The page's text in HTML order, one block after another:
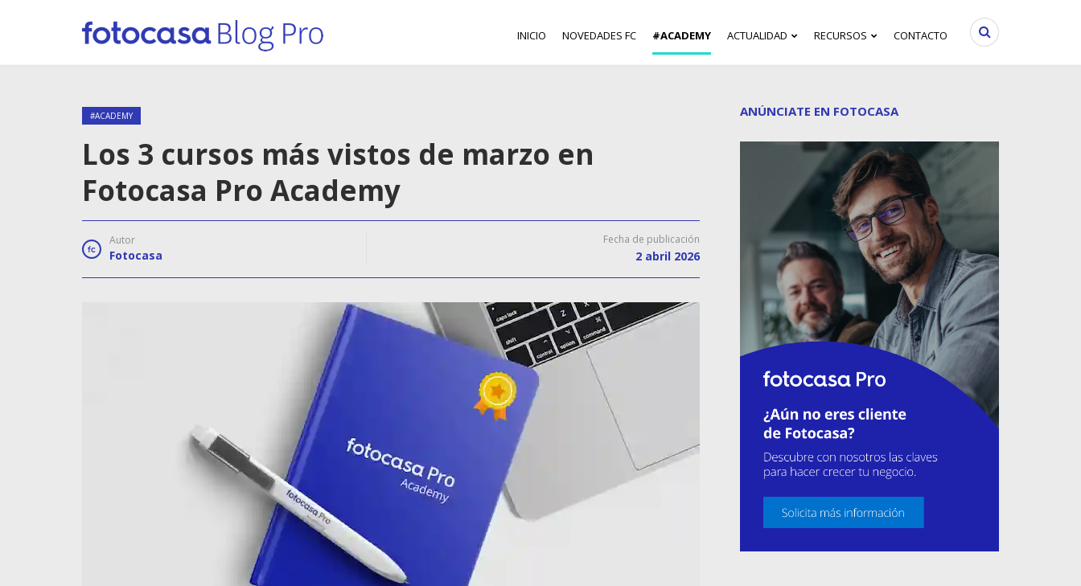
INICIO NOVEDADES FC #ACADEMY ACTUALIDAD RECURSOS CONTACTO
#ACADEMY
Los 3 cursos más vistos de marzo en
Fotocasa Pro Academy
Autor
Fotocasa
Fecha de publicación
2 abril 2026
ANÚNCIATE EN FOTOCASA